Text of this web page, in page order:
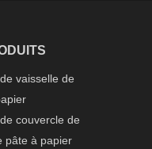
de
vaisselle de
couvercle de
pâte à papier